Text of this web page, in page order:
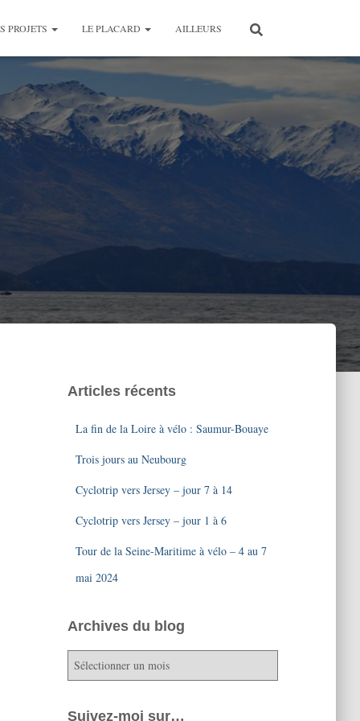
PROJETS LE PLACARD AILLEURS
Articles récents
La fin de la Loire à vélo : Saumur-Bouaye
Trois jours au Neubourg
Cyclotrip vers Jersey – jour 7 à 14
Cyclotrip vers Jersey – jour 1 à 6
Tour de la Seine-Maritime à vélo – 4 au 7
mai 2024
Archives du blog
r
h
Suivez-moi sur…